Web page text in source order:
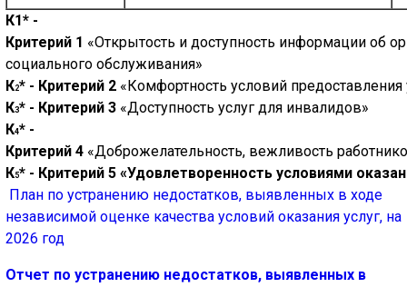
Настройки по умолчанию
К1* -
Критерий 1 «Открытость и доступность информации об
социального обслуживания»
К2* - Критерий 2 «Комфортность условий предоставления
К3* - Критерий 3 «Доступность услуг для инвалидов»
К4* -
Критерий 4 «Доброжелательность, вежливость
К5* - Критерий 5 «Удовлетворенность условиями
План по устранению недостатков, выявленных в ходе
независимой оценке качества условий оказания услуг, на
2026 год
Отчет по устранению недостатков, выявленных в